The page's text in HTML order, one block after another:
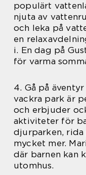
populärt
njuta av
och leka på
en
i. En dag på
för varma
4. Gå på
vackra park är
och erbjuder
aktiviteter för
djurparken, rida
mycket mer.
där barnen kan
utomhus.